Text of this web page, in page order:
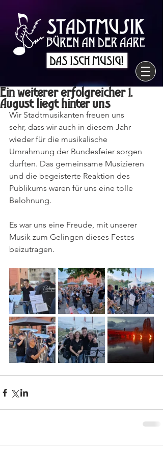
Ein weiterer erfolgreicher 1.
August liegt hinter uns
Wir Stadtmusikanten freuen uns
sehr, dass wir auch in diesem Jahr
wieder für die musikalische
Umrahmung der Bundesfeier sorgen
durften. Das gemeinsame Musizieren
und die begeisterte Reaktion des
Publikums waren für uns eine tolle
Belohnung.
Es war uns eine Freude, mit unserer
Musik zum Gelingen dieses Festes
beizutragen.